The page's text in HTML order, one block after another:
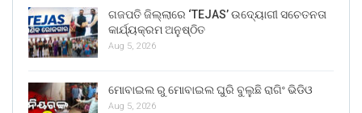
ଗଜପତି ଜିଲ୍ଲାରେ ‘TEJAS’ ଉଦ୍ୟୋଗୀ ସଚେତନତା
କାର୍ଯ୍ୟକ୍ରମ ଅନୁଷ୍ଠିତ
Aug 5, 2026
ମୋବାଇଲ ରୁ ମୋବାଇଲ ଘୁରି ବୁଲୁଛି ରାଗିଂ ଭିଡିଓ
Aug 5, 2026